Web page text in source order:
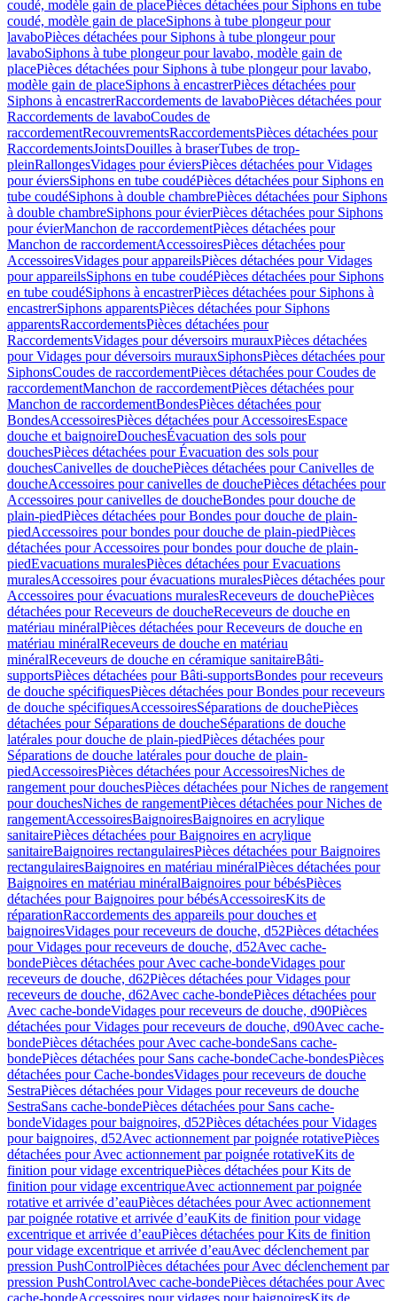
coudé, modèle gain de placePièces détachées pour Siphons en tube
coudé, modèle gain de placeSiphons à tube plongeur pour
lavaboPièces détachées pour Siphons à tube plongeur pour
lavaboSiphons à tube plongeur pour lavabo, modèle gain de
placePièces détachées pour Siphons à tube plongeur pour lavabo,
modèle gain de placeSiphons à encastrerPièces détachées pour
Siphons à encastrerRaccordements de lavaboPièces détachées pour
Raccordements de lavaboCoudes de
raccordementRecouvrementsRaccordementsPièces détachées pour
RaccordementsJointsDouilles à braserTubes de trop-
pleinRallongesVidages pour éviersPièces détachées pour Vidages
pour éviersSiphons en tube coudéPièces détachées pour Siphons en
tube coudéSiphons à double chambrePièces détachées pour Siphons
à double chambreSiphons pour évierPièces détachées pour Siphons
pour évierManchon de raccordementPièces détachées pour
Manchon de raccordementAccessoiresPièces détachées pour
AccessoiresVidages pour appareilsPièces détachées pour Vidages
pour appareilsSiphons en tube coudéPièces détachées pour Siphons
en tube coudéSiphons à encastrerPièces détachées pour Siphons à
encastrerSiphons apparentsPièces détachées pour Siphons
apparentsRaccordementsPièces détachées pour
RaccordementsVidages pour déversoirs murauxPièces détachées
pour Vidages pour déversoirs murauxSiphonsPièces détachées pour
SiphonsCoudes de raccordementPièces détachées pour Coudes de
raccordementManchon de raccordementPièces détachées pour
Manchon de raccordementBondesPièces détachées pour
BondesAccessoiresPièces détachées pour AccessoiresEspace
douche et baignoireDouchesÉvacuation des sols pour
douchesPièces détachées pour Évacuation des sols pour
douchesCanivelles de douchePièces détachées pour Canivelles de
doucheAccessoires pour canivelles de douchePièces détachées pour
Accessoires pour canivelles de doucheBondes pour douche de
plain-piedPièces détachées pour Bondes pour douche de plain-
piedAccessoires pour bondes pour douche de plain-piedPièces
détachées pour Accessoires pour bondes pour douche de plain-
piedEvacuations muralesPièces détachées pour Evacuations
muralesAccessoires pour évacuations muralesPièces détachées pour
Accessoires pour évacuations muralesReceveurs de douchePièces
détachées pour Receveurs de doucheReceveurs de douche en
matériau minéralPièces détachées pour Receveurs de douche en
matériau minéralReceveurs de douche en matériau
minéralReceveurs de douche en céramique sanitaireBâti-
supportsPièces détachées pour Bâti-supportsBondes pour receveurs
de douche spécifiquesPièces détachées pour Bondes pour receveurs
de douche spécifiquesAccessoiresSéparations de douchePièces
détachées pour Séparations de doucheSéparations de douche
latérales pour douche de plain-piedPièces détachées pour
Séparations de douche latérales pour douche de plain-
piedAccessoiresPièces détachées pour AccessoiresNiches de
rangement pour douchesPièces détachées pour Niches de rangement
pour douchesNiches de rangementPièces détachées pour Niches de
rangementAccessoiresBaignoiresBaignoires en acrylique
sanitairePièces détachées pour Baignoires en acrylique
sanitaireBaignoires rectangulairesPièces détachées pour Baignoires
rectangulairesBaignoires en matériau minéralPièces détachées pour
Baignoires en matériau minéralBaignoires pour bébésPièces
détachées pour Baignoires pour bébésAccessoiresKits de
réparationRaccordements des appareils pour douches et
baignoiresVidages pour receveurs de douche, d52Pièces détachées
pour Vidages pour receveurs de douche, d52Avec cache-
bondePièces détachées pour Avec cache-bondeVidages pour
receveurs de douche, d62Pièces détachées pour Vidages pour
receveurs de douche, d62Avec cache-bondePièces détachées pour
Avec cache-bondeVidages pour receveurs de douche, d90Pièces
détachées pour Vidages pour receveurs de douche, d90Avec cache-
bondePièces détachées pour Avec cache-bondeSans cache-
bondePièces détachées pour Sans cache-bondeCache-bondesPièces
détachées pour Cache-bondesVidages pour receveurs de douche
SestraPièces détachées pour Vidages pour receveurs de douche
SestraSans cache-bondePièces détachées pour Sans cache-
bondeVidages pour baignoires, d52Pièces détachées pour Vidages
pour baignoires, d52Avec actionnement par poignée rotativePièces
détachées pour Avec actionnement par poignée rotativeKits de
finition pour vidage excentriquePièces détachées pour Kits de
finition pour vidage excentriqueAvec actionnement par poignée
rotative et arrivée d’eauPièces détachées pour Avec actionnement
par poignée rotative et arrivée d’eauKits de finition pour vidage
excentrique et arrivée d’eauPièces détachées pour Kits de finition
pour vidage excentrique et arrivée d’eauAvec déclenchement par
pression PushControlPièces détachées pour Avec déclenchement par
pression PushControlAvec cache-bondePièces détachées pour Avec
cache-bondeAccessoires pour vidages pour baignoiresKits de